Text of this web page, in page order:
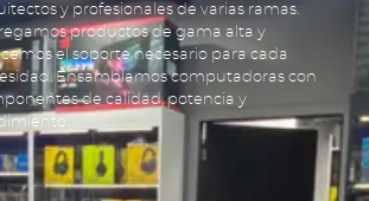
y profesionales de varias ramas.
productos de gama alta y
el soporte necesario para cada
Ensamblamos computadoras con
de calidad, potencia y